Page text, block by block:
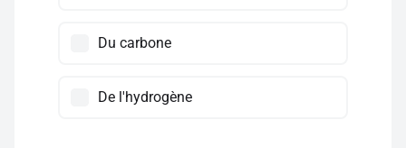
Du carbone
De l'hydrogène